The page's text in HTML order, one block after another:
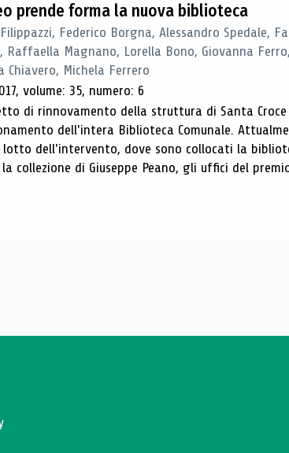
prende forma la nuova biblioteca
Federico Borgna, Alessandro Spedale,
Raffaella Magnano, Lorella Bono, Giovanna
Chiavero, Michela Ferrero
volume: 35, numero: 6
di rinnovamento della struttura di Santa Croce
dell'intera Biblioteca Comunale.
lotto dell'intervento, dove sono collocati la
collezione di Giuseppe Peano, gli uffici del